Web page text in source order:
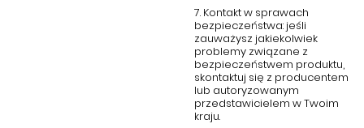
7. Kontakt w sprawach
bezpieczeństwa: jeśli
zauważysz jakiekolwiek
problemy związane z
bezpieczeństwem produktu,
skontaktuj się z producentem
lub autoryzowanym
przedstawicielem w Twoim
kraju.